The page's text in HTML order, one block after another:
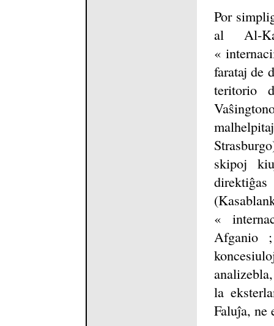
Por
al Al-
«
farataj de
teritorio
skipoj
«
Afganio
la
Faluĵa, ne